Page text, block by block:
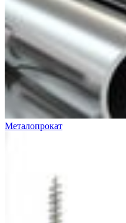
Металопрокат